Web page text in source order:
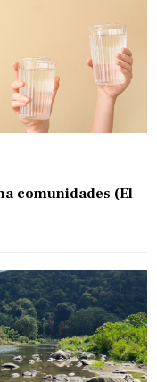
comunidades (El